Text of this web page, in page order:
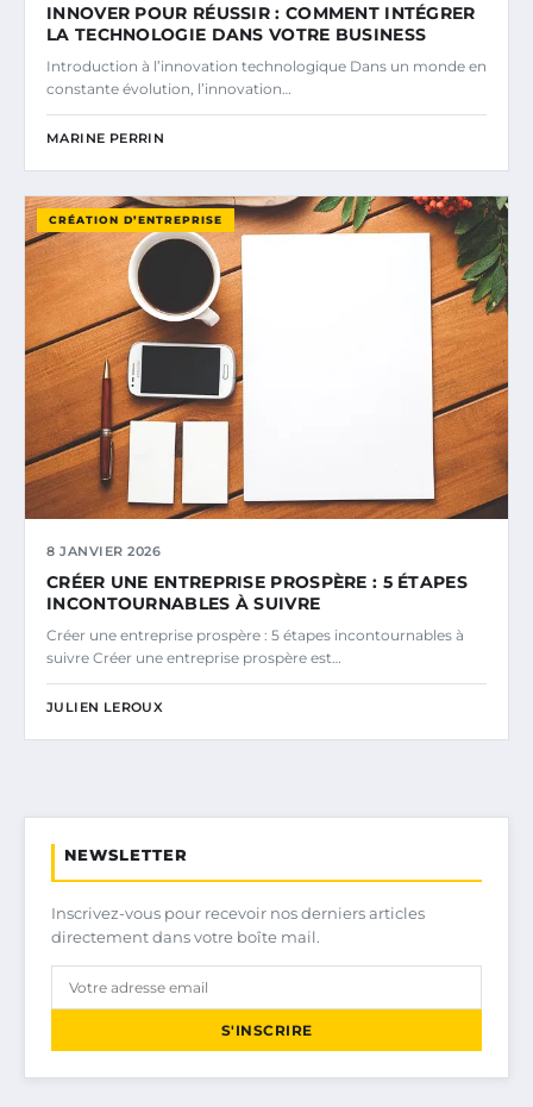
INNOVER POUR RÉUSSIR : COMMENT INTÉGRER
LA TECHNOLOGIE DANS VOTRE BUSINESS
Introduction à l’innovation technologique Dans un monde en
constante évolution, l’innovation…
MARINE PERRIN
CRÉATION D’ENTREPRISE
8 JANVIER 2026
CRÉER UNE ENTREPRISE PROSPÈRE : 5 ÉTAPES
INCONTOURNABLES À SUIVRE
Créer une entreprise prospère : 5 étapes incontournables à
suivre Créer une entreprise prospère est…
JULIEN LEROUX
NEWSLETTER
Inscrivez-vous pour recevoir nos derniers articles
directement dans votre boîte mail.
S'INSCRIRE